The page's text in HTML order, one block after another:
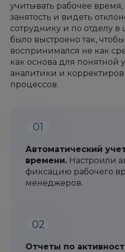
учитывать рабочее
занятость и видеть
сотруднику и по отделу
было выстроено так,
воспринимался не как
как основа для понятной
аналитики и
процессов.
Автоматический
времени. Настроили
фиксацию рабочего
менеджеров.
Отчеты по